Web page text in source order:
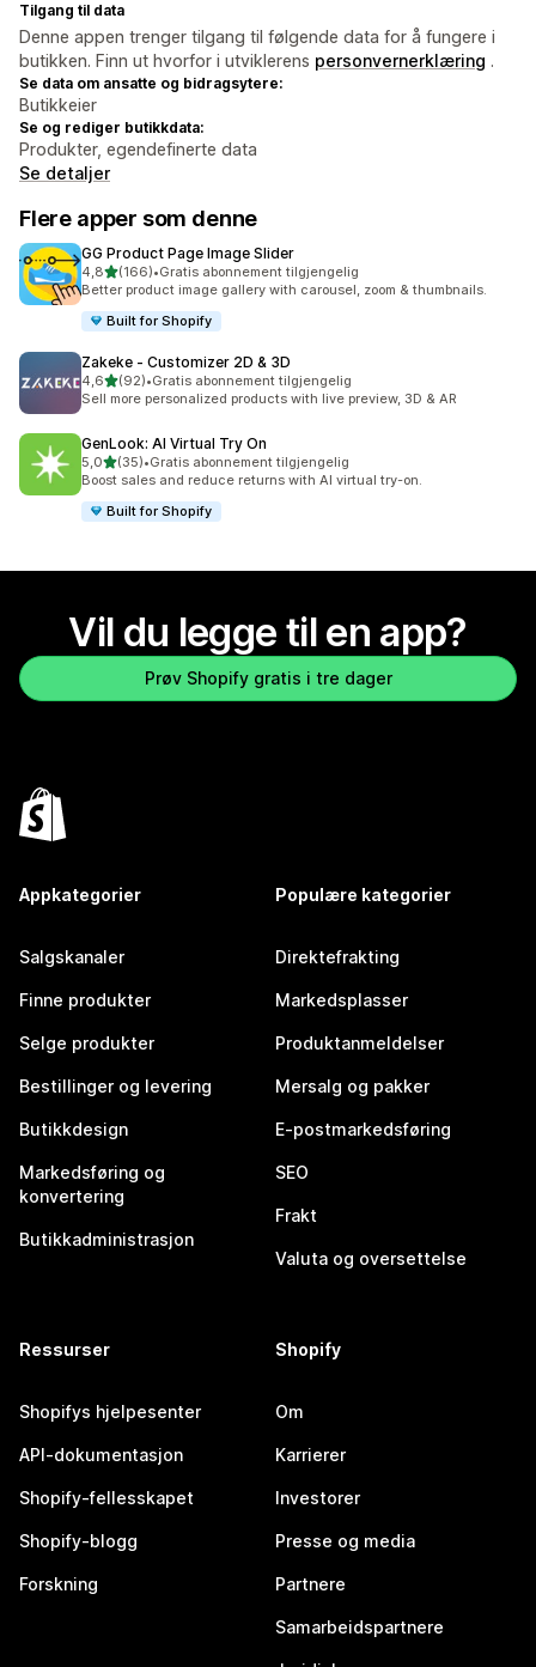
Tilgang til data
Denne appen trenger tilgang til følgende data for å fungere i
butikken. Finn ut hvorfor i utviklerens personvernerklæring .
Se data om ansatte og bidragsytere:
Butikkeier
Se og rediger butikkdata:
Produkter, egendefinerte data
Se detaljer
Flere apper som denne
GG Product Page Image Slider
4,8av 5 stjerner
(166)
Totalt 166 omtaler
•Gratis abonnement tilgjengelig
Better product image gallery with carousel, zoom & thumbnails.
Built for Shopify
Zakeke ‑ Customizer 2D & 3D
4,6av 5 stjerner
(92)
Totalt 92 omtaler
•Gratis abonnement tilgjengelig
Sell more personalized products with live preview, 3D & AR
GenLook: AI Virtual Try On
5,0av 5 stjerner
(35)
Totalt 35 omtaler
•Gratis abonnement tilgjengelig
Boost sales and reduce returns with AI virtual try-on.
Built for Shopify
Vil du legge til en app?
Prøv Shopify gratis i tre dager
Appkategorier
Salgskanaler
Finne produkter
Selge produkter
Bestillinger og levering
Butikkdesign
Markedsføring og
konvertering
Butikkadministrasjon
Populære kategorier
Direktefrakting
Markedsplasser
Produktanmeldelser
Mersalg og pakker
E-postmarkedsføring
SEO
Frakt
Valuta og oversettelse
Ressurser
Shopifys hjelpesenter
API-dokumentasjon
Shopify-fellesskapet
Shopify-blogg
Forskning
Shopify
Om
Karrierer
Investorer
Presse og media
Partnere
Samarbeidspartnere